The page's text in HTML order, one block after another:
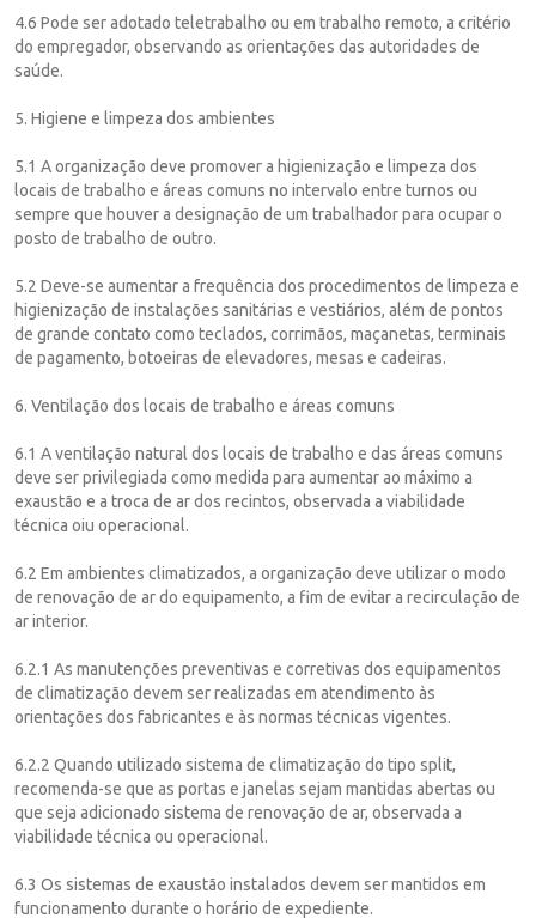
4.6 Pode ser adotado teletrabalho ou em trabalho remoto, a critério
do empregador, observando as orientações das autoridades de
saúde.
5. Higiene e limpeza dos ambientes
5.1 A organização deve promover a higienização e limpeza dos
locais de trabalho e áreas comuns no intervalo entre turnos ou
sempre que houver a designação de um trabalhador para ocupar o
posto de trabalho de outro.
5.2 Deve-se aumentar a frequência dos procedimentos de limpeza e
higienização de instalações sanitárias e vestiários, além de pontos
de grande contato como teclados, corrimãos, maçanetas, terminais
de pagamento, botoeiras de elevadores, mesas e cadeiras.
6. Ventilação dos locais de trabalho e áreas comuns
6.1 A ventilação natural dos locais de trabalho e das áreas comuns
deve ser privilegiada como medida para aumentar ao máximo a
exaustão e a troca de ar dos recintos, observada a viabilidade
técnica oiu operacional.
6.2 Em ambientes climatizados, a organização deve utilizar o modo
de renovação de ar do equipamento, a fim de evitar a recirculação de
ar interior.
6.2.1 As manutenções preventivas e corretivas dos equipamentos
de climatização devem ser realizadas em atendimento às
orientações dos fabricantes e às normas técnicas vigentes.
6.2.2 Quando utilizado sistema de climatização do tipo split,
recomenda-se que as portas e janelas sejam mantidas abertas ou
que seja adicionado sistema de renovação de ar, observada a
viabilidade técnica ou operacional.
6.3 Os sistemas de exaustão instalados devem ser mantidos em
funcionamento durante o horário de expediente.